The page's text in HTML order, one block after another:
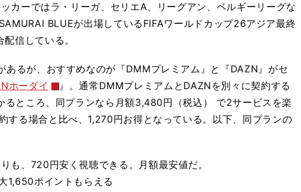
カーではラ・リーガ、セリエA、リーグアン、ベルギーリーグな
BLUEが出場しているFIFAワールドカップ26アジア最終
信している。
あるが、おすすめなのが『DMMプレミアム』と『DAZN』がセ
ホーダイ
』。通常DMMプレミアムとDAZNを別々に契約する
るところ、同プランなら月額3,480円（税込） で2サービスを楽
する場合と比べ、 1,270円お得となってい る。以下、同プランの
も、720円安く視聴できる。月額最安値だ。
1,650ポイントもらえる